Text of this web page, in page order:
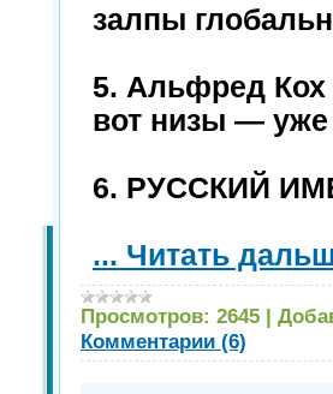
залпы
5. Альфред Кох
вот низы — уже
6. РУССКИЙ
... Читать
Просмотров: 2645 |
Комментарии (6)